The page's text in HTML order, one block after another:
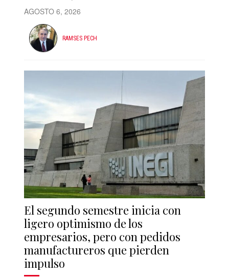
AGOSTO 6, 2026
RAMSES PECH
El segundo semestre inicia con
ligero optimismo de los
empresarios, pero con pedidos
manufactureros que pierden
impulso